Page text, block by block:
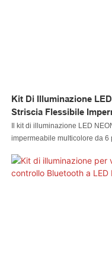
Kit Di Illuminazione
Striscia Flessibile
Pezzi
Il kit di illuminazione LED
impermeabile multicolore da
tecnologie e le hanno
anche costi e tempi. Ha